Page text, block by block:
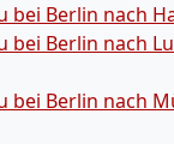
bei Berlin nach
bei Berlin nach
bei Berlin nach